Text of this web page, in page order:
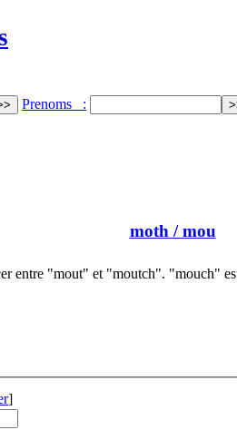
Prenoms :
moth/ mou
entre "mout" et "moutch". "mouch"
]